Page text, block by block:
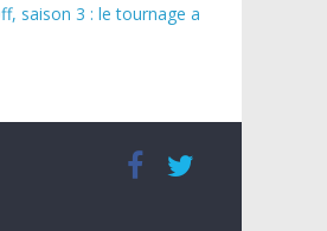
saison 3 : le tournage a